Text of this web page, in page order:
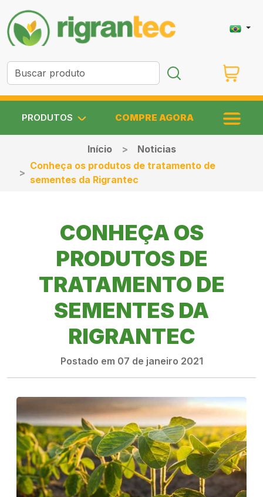
PRODUTOS COMPRE AGORA
PRODUTOS
RIGRANTEC
Início
Noticias
Conheça os produtos de tratamento de
sementes da Rigrantec
CONHEÇA OS
PRODUTOS DE
TRATAMENTO DE
SEMENTES DA
RIGRANTEC
Postado em 07 de janeiro 2021